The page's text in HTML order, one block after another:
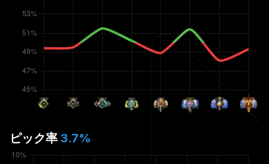
ピック率 3.7%